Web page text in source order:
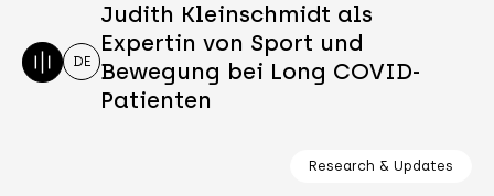
DE
Judith Kleinschmidt als
Expertin von Sport und
Bewegung bei Long COVID-
Patienten
Research & Updates